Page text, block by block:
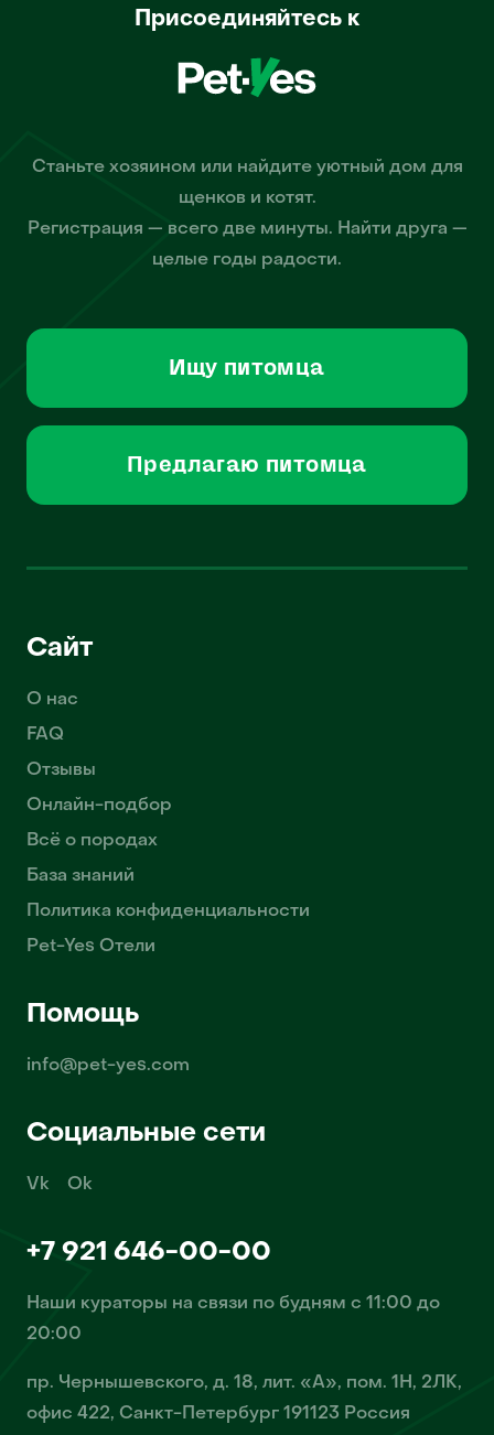
Присоединяйтесь к
Станьте хозяином или найдите уютный дом для
щенков и котят.
Регистрация — всего две минуты. Найти друга —
целые годы радости.
Ищу питомца
Предлагаю питомца
Сайт
О нас
FAQ
Отзывы
Онлайн-подбор
Всё о породах
База знаний
Политика конфиденциальности
Pet-Yes Отели
Помощь
info@pet-yes.com
Социальные сети
Vk Ok
+7 921 646-00-00
Наши кураторы на связи по будням с 11:00 до
20:00
пр. Чернышевского, д. 18, лит. «А», пом. 1Н, 2ЛК,
офис 422, Санкт-Петербург 191123 Россия